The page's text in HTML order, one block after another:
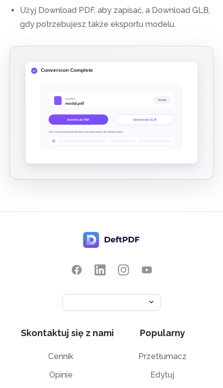
Użyj Download PDF, aby zapisać, a Download GLB,
gdy potrzebujesz także eksportu modelu.
Skontaktuj się z nami
Cennik
Opinie
Popularny
Przetłumacz
Edytuj